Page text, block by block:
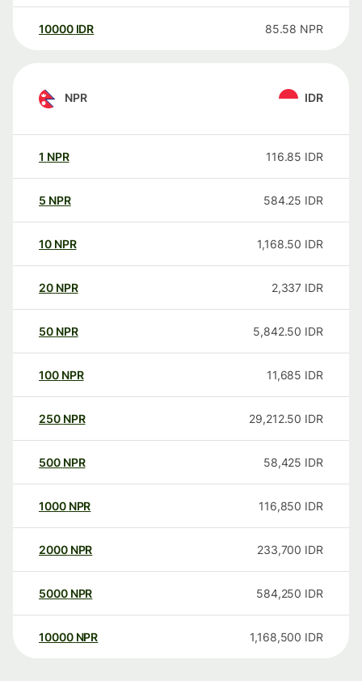
10000 IDR 85.58 NPR
NPR IDR
1 NPR 116.85 IDR
5 NPR 584.25 IDR
10 NPR 1,168.50 IDR
20 NPR 2,337 IDR
50 NPR 5,842.50 IDR
100 NPR 11,685 IDR
250 NPR 29,212.50 IDR
500 NPR 58,425 IDR
1000 NPR 116,850 IDR
2000 NPR 233,700 IDR
5000 NPR 584,250 IDR
10000 NPR 1,168,500 IDR